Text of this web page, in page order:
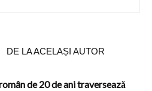
DE LA ACELAȘI AUTOR
de 20 de ani traversează